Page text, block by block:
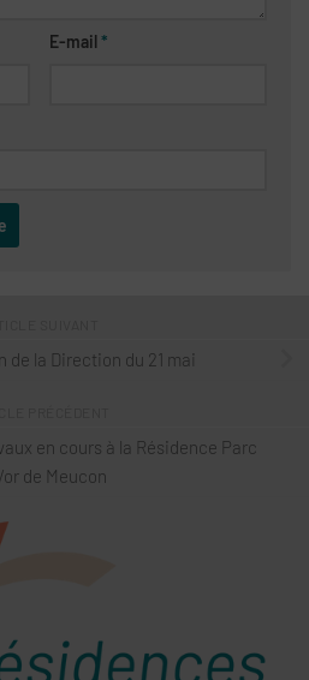
E-mail*
de la Direction du 21 mai
en cours à la Résidence Parc
de Meucon